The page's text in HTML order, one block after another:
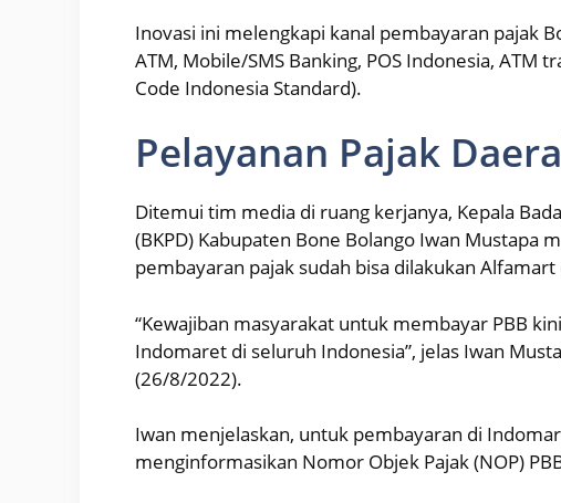
Inovasi ini melengkapi kanal pembayaran pajak
ATM, Mobile/SMS Banking, POS Indonesia, ATM
Code Indonesia Standard).
Pelayanan Pajak
Ditemui tim media di ruang kerjanya, Kepala
(BKPD) Kabupaten Bone Bolango Iwan Mustapa
pembayaran pajak sudah bisa dilakukan
“Kewajiban masyarakat untuk membayar PBB
Indomaret di seluruh Indonesia”, jelas Iwan
(26/8/2022).
Iwan menjelaskan, untuk pembayaran di
menginformasikan Nomor Objek Pajak (NOP)